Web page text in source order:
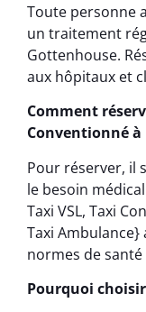
Toute personne
un traitement
Gottenhouse.
aux hôpitaux et
Comment
Conventionné
Pour réserver, il
le besoin
Taxi VSL, Taxi
Taxi
normes de santé
Pourquoi